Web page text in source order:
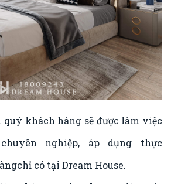
khách hàng sẽ được làm việc
nghiệp, áp dụng thực
có tại Dream House.